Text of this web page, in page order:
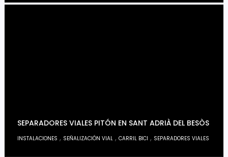
SEPARADORES VIALES PITÓN EN SANT ADRIÀ DEL BESÒS
INSTALACIONES , SEÑALIZACIÓN VIAL ,CARRIL BICI , SEPARADORES VIALES